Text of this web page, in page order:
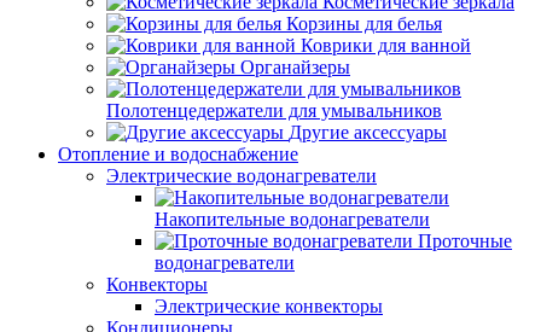
Корзины для белья
Коврики для ванной
Органайзеры
Полотенцедержатели для умывальников
Другие аксессуары
Отопление и водоснабжение
Электрические водонагреватели
Накопительные водонагреватели
Проточные
водонагреватели
Конвекторы
Электрические конвекторы
Кондиционеры